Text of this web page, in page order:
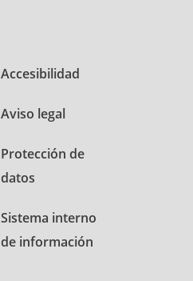
Accesibilidad
Aviso legal
Protección de
datos
Sistema interno
de información